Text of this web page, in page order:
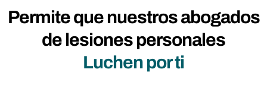
Permite que nuestros abogados
de lesiones personales
Luchen por ti